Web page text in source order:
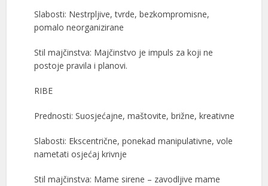
Slabosti: Nestrpljive, tvrde, bezkompromisne,
pomalo neorganizirane
Stil majčinstva: Majčinstvo je impuls za koji ne
postoje pravila i planovi.
RIBE
Prednosti: Suosjećajne, maštovite, brižne, kreativne
Slabosti: Ekscentrične, ponekad manipulativne, vole
nametati osjećaj krivnje
Stil majčinstva: Mame sirene – zavodljive mame